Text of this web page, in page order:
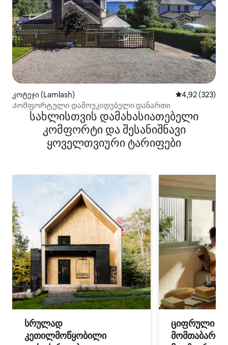
კოტეჯი (Lamlash) საშუალო
4,92 (323)
Კომფორტული დამოუკიდებელი დანართი
სახლისთვის დამახასიათებელი
კომფორტი და შესანიშნავი
ყოველთვიური ტარიფები
სრულად
კეთილმოწყობილი
ციფრული